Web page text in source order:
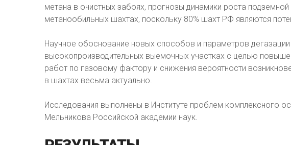
метана в очистных забоях, прогнозы динамики роста
метанообильных шахтах, поскольку 80% шахт РФ являются
Научное обоснование новых способов и параметров
высокопроизводительных выемочных участках с целью
работ по газовому фактору и снижения вероятности
в шахтах весьма актуально.
Исследования выполнены в Институте проблем комплексного
Мельникова Российской академии наук.